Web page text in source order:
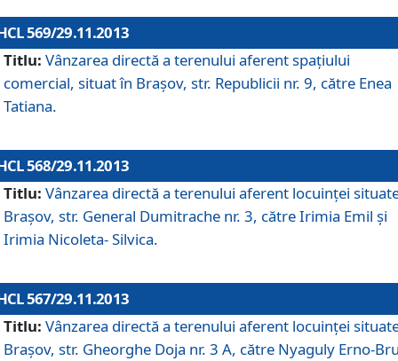
569/29.11.2013
Titlu: Vânzarea directă a terenului aferent spaţiului
comercial, situat în Braşov, str. Republicii nr. 9, către Enea
Tatiana.
568/29.11.2013
Titlu: Vânzarea directă a terenului aferent locuinţei
Braşov, str. General Dumitrache nr. 3, către Irimia Emil şi
Irimia Nicoleta- Silvica.
567/29.11.2013
Titlu: Vânzarea directă a terenului aferent locuinţei
Braşov, str. Gheorghe Doja nr. 3 A, către Nyaguly Erno-